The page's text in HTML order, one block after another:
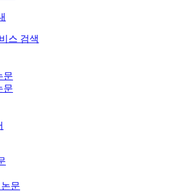
스 검색
문
문
문